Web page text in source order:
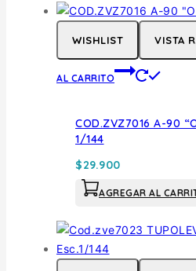
WISHLIST VISTA
AL CARRITO
COD.ZVZ7016 A-90
1/144
$29.900
AGREGAR AL